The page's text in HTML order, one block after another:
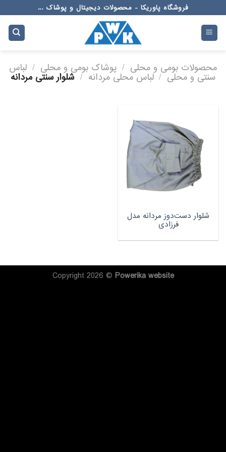
to
content
فروشگاه پاوریکا - محصولات دیجیتال و پوشاک ...
محصولات بومی و محلی / پوشاک بومی و محلی / لباس
سنتی و محلی / لباس محلی مردانه / شلوار سنتی مردانه
شلوار دست‌دوز مردانه مدل
فرزادی
Copyright 2026 © Powerikawebsite